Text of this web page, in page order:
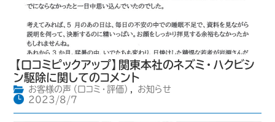
【口コミピックアップ】関東本社のネズミ・ハクビシ
ン駆除に関してのコメント
お客様の声（口コミ・評価） ,
お知らせ
2023/8/7